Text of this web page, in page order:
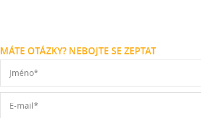
MÁTE OTÁZKY? NEBOJTE SE ZEPTAT